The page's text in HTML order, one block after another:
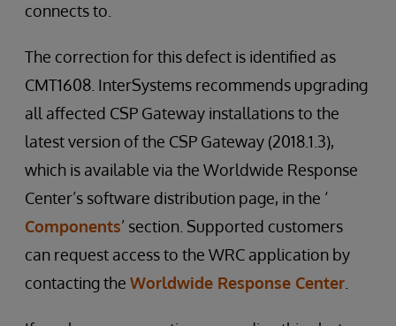
connects to.
The correction for this defect is identified as
CMT1608. InterSystems recommends upgrading
all affected CSP Gateway installations to the
latest version of the CSP Gateway (2018.1.3),
which is available via the Worldwide Response
Center’s software distribution page, in the ‘
Components’ section. Supported customers
can request access to the WRC application by
contacting the Worldwide Response Center